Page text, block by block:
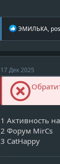
Р
а
ц
и
и
:
ЭМИЛЬКА,
17 Дек 2025
1 Активность
2 Форум MirCs
3 CatHappy